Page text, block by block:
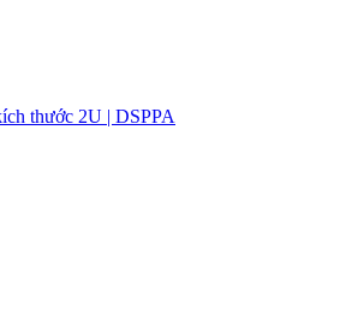
thước 2U | DSPPA